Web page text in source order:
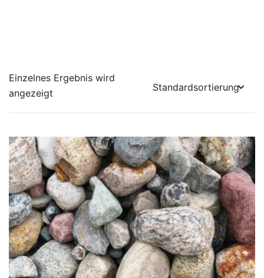
Einzelnes Ergebnis wird
angezeigt